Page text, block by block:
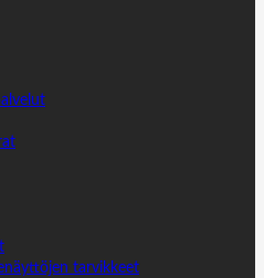
tarvikkeet